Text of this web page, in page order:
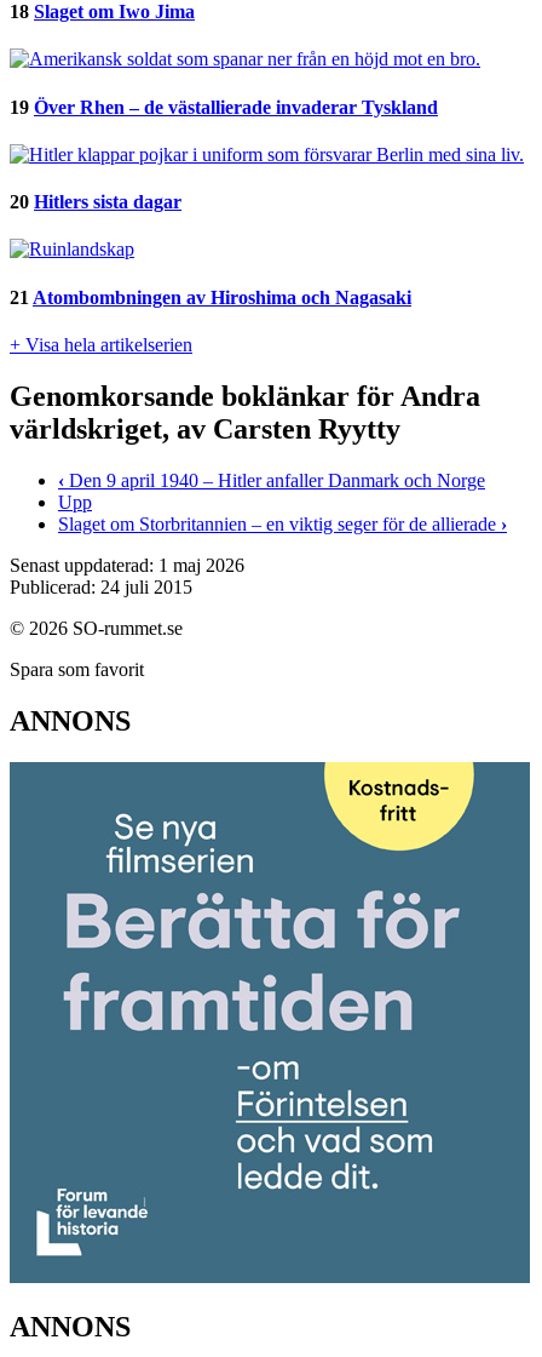
18 Slaget om Iwo Jima
19 Över Rhen – de västallierade invaderar Tyskland
20 Hitlers sista dagar
21 Atombombningen av Hiroshima och Nagasaki
+ Visa hela artikelserien
Genomkorsande boklänkar för Andra
världskriget, av Carsten Ryytty
‹ Den 9 april 1940 – Hitler anfaller Danmark och Norge
Upp
Slaget om Storbritannien – en viktig seger för de allierade ›
Senast uppdaterad: 1 maj 2026
Publicerad: 24 juli 2015
© 2026 SO-rummet.se
Spara som favorit
ANNONS
ANNONS